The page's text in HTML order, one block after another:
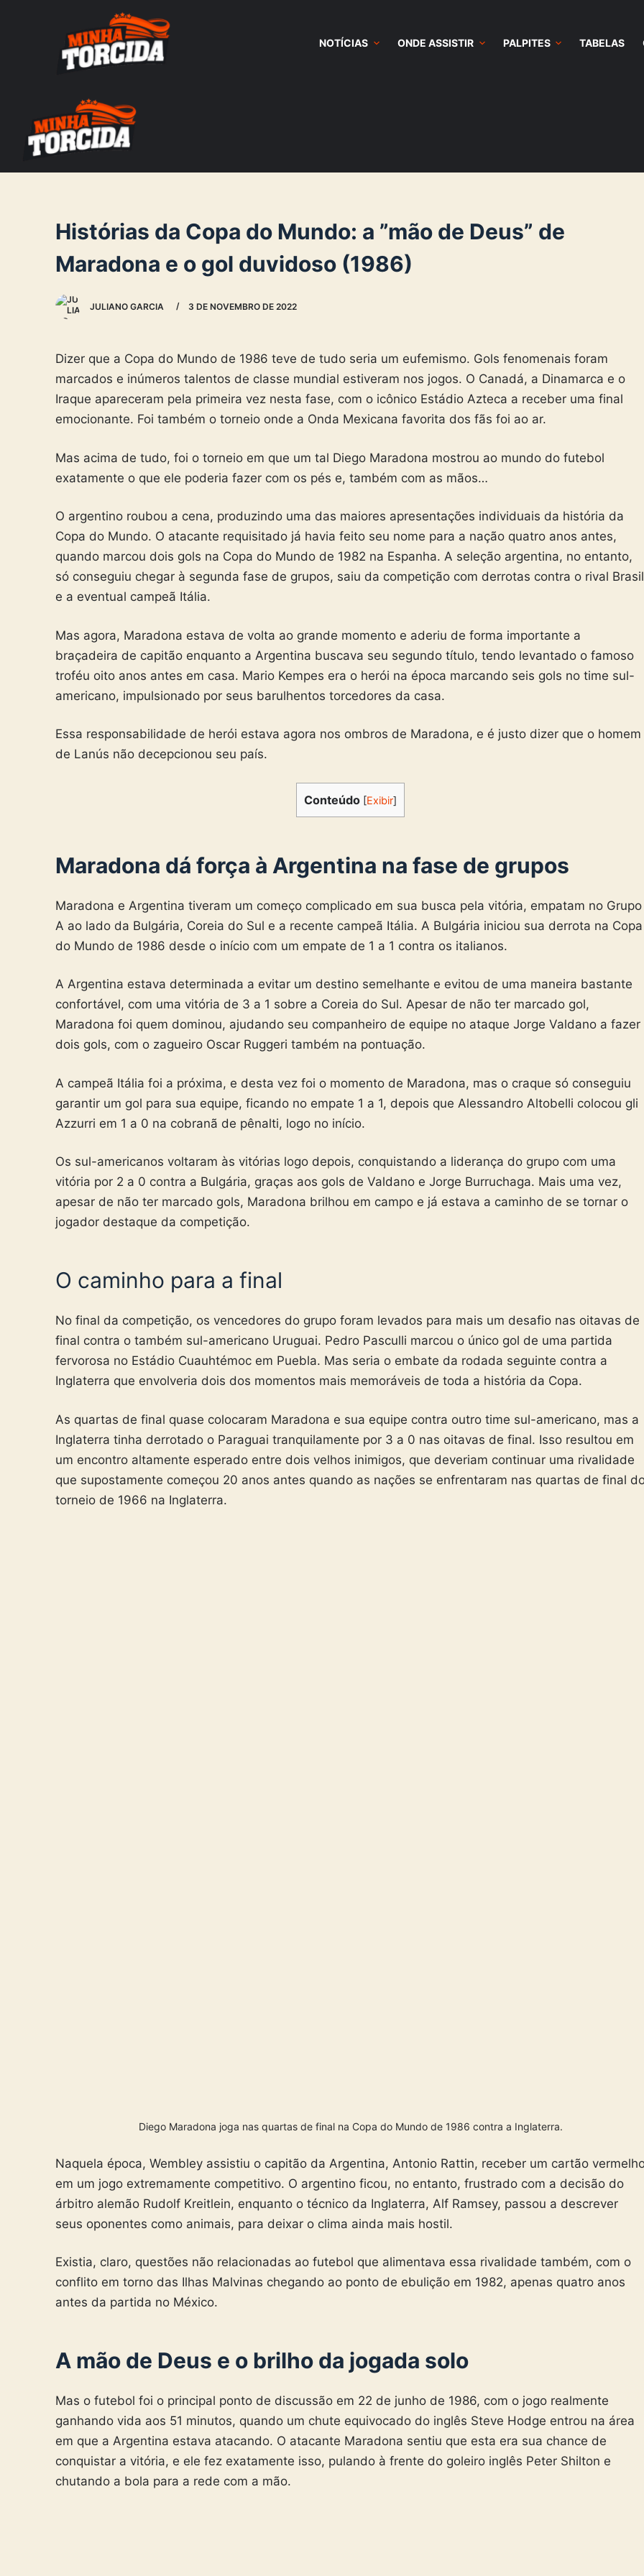
NOTÍCIAS ONDE ASSISTIR PALPITES TABELAS
Histórias da Copa do Mundo: a ”mão de Deus” de
Maradona e o gol duvidoso (1986)
JULIANO GARCIA 3 DE NOVEMBRO DE 2022
Dizer que a Copa do Mundo de 1986 teve de tudo seria um eufemismo. Gols fenomenais foram
marcados e inúmeros talentos de classe mundial estiveram nos jogos. O Canadá, a Dinamarca e o
Iraque apareceram pela primeira vez nesta fase, com o icônico Estádio Azteca a receber uma final
emocionante. Foi também o torneio onde a Onda Mexicana favorita dos fãs foi ao ar.
Mas acima de tudo, foi o torneio em que um tal Diego Maradona mostrou ao mundo do futebol
exatamente o que ele poderia fazer com os pés e, também com as mãos…
O argentino roubou a cena, produzindo uma das maiores apresentações individuais da história da
Copa do Mundo. O atacante requisitado já havia feito seu nome para a nação quatro anos antes,
quando marcou dois gols na Copa do Mundo de 1982 na Espanha. A seleção argentina, no entanto,
só conseguiu chegar à segunda fase de grupos, saiu da competição com derrotas contra o rival Brasil
e a eventual campeã Itália.
Mas agora, Maradona estava de volta ao grande momento e aderiu de forma importante a
braçadeira de capitão enquanto a Argentina buscava seu segundo título, tendo levantado o famoso
troféu oito anos antes em casa. Mario Kempes era o herói na época marcando seis gols no time sul-
americano, impulsionado por seus barulhentos torcedores da casa.
Essa responsabilidade de herói estava agora nos ombros de Maradona, e é justo dizer que o homem
de Lanús não decepcionou seu país.
Conteúdo [Exibir]
Maradona dá força à Argentina na fase de grupos
Maradona e Argentina tiveram um começo complicado em sua busca pela vitória, empatam no Grupo
A ao lado da Bulgária, Coreia do Sul e a recente campeã Itália. A Bulgária iniciou sua derrota na Copa
do Mundo de 1986 desde o início com um empate de 1 a 1 contra os italianos.
A Argentina estava determinada a evitar um destino semelhante e evitou de uma maneira bastante
confortável, com uma vitória de 3 a 1 sobre a Coreia do Sul. Apesar de não ter marcado gol,
Maradona foi quem dominou, ajudando seu companheiro de equipe no ataque Jorge Valdano a fazer
dois gols, com o zagueiro Oscar Ruggeri também na pontuação.
A campeã Itália foi a próxima, e desta vez foi o momento de Maradona, mas o craque só conseguiu
garantir um gol para sua equipe, ficando no empate 1 a 1, depois que Alessandro Altobelli colocou gli
Azzurri em 1 a 0 na cobranã de pênalti, logo no início.
Os sul-americanos voltaram às vitórias logo depois, conquistando a liderança do grupo com uma
vitória por 2 a 0 contra a Bulgária, graças aos gols de Valdano e Jorge Burruchaga. Mais uma vez,
apesar de não ter marcado gols, Maradona brilhou em campo e já estava a caminho de se tornar o
jogador destaque da competição.
O caminho para a final
No final da competição, os vencedores do grupo foram levados para mais um desafio nas oitavas de
final contra o também sul-americano Uruguai. Pedro Pasculli marcou o único gol de uma partida
fervorosa no Estádio Cuauhtémoc em Puebla. Mas seria o embate da rodada seguinte contra a
Inglaterra que envolveria dois dos momentos mais memoráveis de toda a história da Copa.
As quartas de final quase colocaram Maradona e sua equipe contra outro time sul-americano, mas a
Inglaterra tinha derrotado o Paraguai tranquilamente por 3 a 0 nas oitavas de final. Isso resultou em
um encontro altamente esperado entre dois velhos inimigos, que deveriam continuar uma rivalidade
que supostamente começou 20 anos antes quando as nações se enfrentaram nas quartas de final
torneio de 1966 na Inglaterra.
Diego Maradona joga nas quartas de final na Copa do Mundo de 1986 contra a Inglaterra.
Naquela época, Wembley assistiu o capitão da Argentina, Antonio Rattin, receber um cartão
em um jogo extremamente competitivo. O argentino ficou, no entanto, frustrado com a decisão do
árbitro alemão Rudolf Kreitlein, enquanto o técnico da Inglaterra, Alf Ramsey, passou a descrever
seus oponentes como animais, para deixar o clima ainda mais hostil.
Existia, claro, questões não relacionadas ao futebol que alimentava essa rivalidade também, com o
conflito em torno das Ilhas Malvinas chegando ao ponto de ebulição em 1982, apenas quatro anos
antes da partida no México.
A mão de Deus e o brilho da jogada solo
Mas o futebol foi o principal ponto de discussão em 22 de junho de 1986, com o jogo realmente
ganhando vida aos 51 minutos, quando um chute equivocado do inglês Steve Hodge entrou na área
em que a Argentina estava atacando. O atacante Maradona sentiu que esta era sua chance de
conquistar a vitória, e ele fez exatamente isso, pulando à frente do goleiro inglês Peter Shilton e
chutando a bola para a rede com a mão.